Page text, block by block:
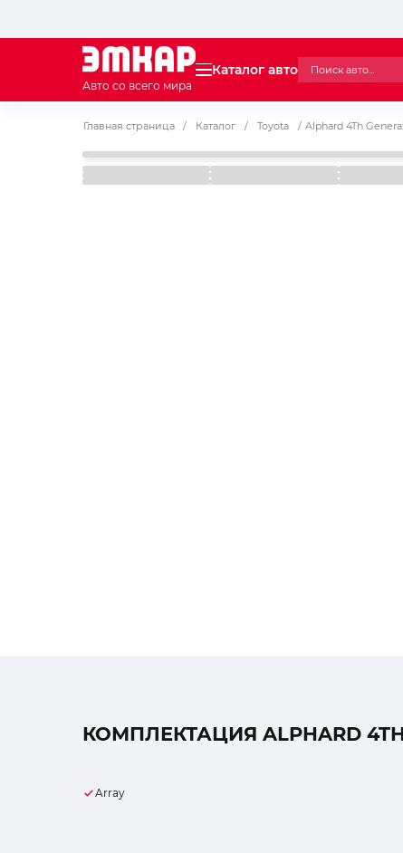
Авто со всего мира
Каталог авто
Главная страница / Каталог / Toyota / Alphard 4Th
КОМПЛЕКТАЦИЯ ALPHARD 4TH
Array